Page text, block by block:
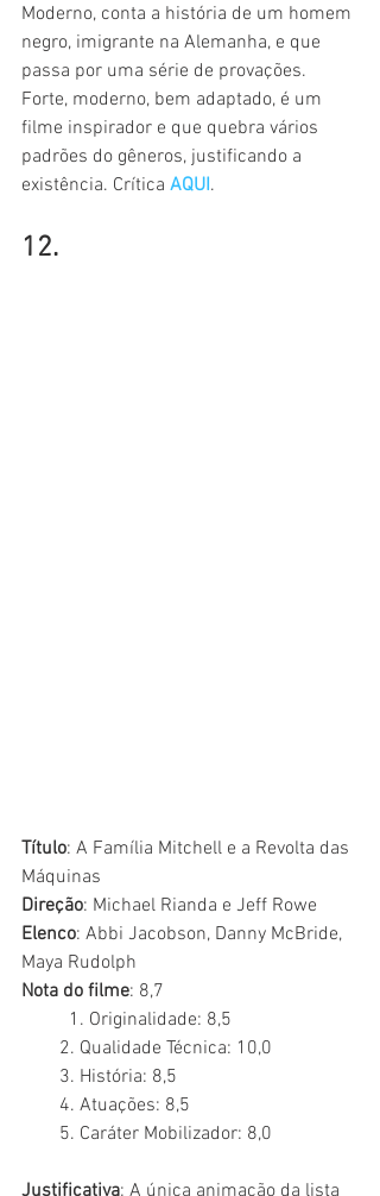
Moderno, conta a história de um homem
negro, imigrante na Alemanha, e que
passa por uma série de provações.
Forte, moderno, bem adaptado, é um
filme inspirador e que quebra vários
padrões do gêneros, justificando a
existência. Crítica AQUI.
12.
Título: A Família Mitchell e a Revolta das
Máquinas
Direção: Michael Rianda e Jeff Rowe
Elenco: Abbi Jacobson, Danny McBride,
Maya Rudolph
Nota do filme: 8,7
	1. Originalidade: 8,5
        2. Qualidade Técnica: 10,0
        3. História: 8,5
        4. Atuações: 8,5
        5. Caráter Mobilizador: 8,0
Justificativa: A única animação da lista